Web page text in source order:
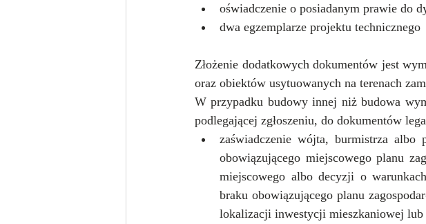
oświadczenie o posiadanym prawie do
dwa egzemplarze projektu technicznego
Złożenie dodatkowych dokumentów jest
oraz obiektów usytuowanych na terenach
W przypadku budowy innej niż budowa
podlegającej zgłoszeniu, do dokumentów
zaświadczenie wójta, burmistrza albo
obowiązującego miejscowego planu
miejscowego albo decyzji o
braku obowiązującego planu
lokalizacji inwestycji mieszkaniowej lub